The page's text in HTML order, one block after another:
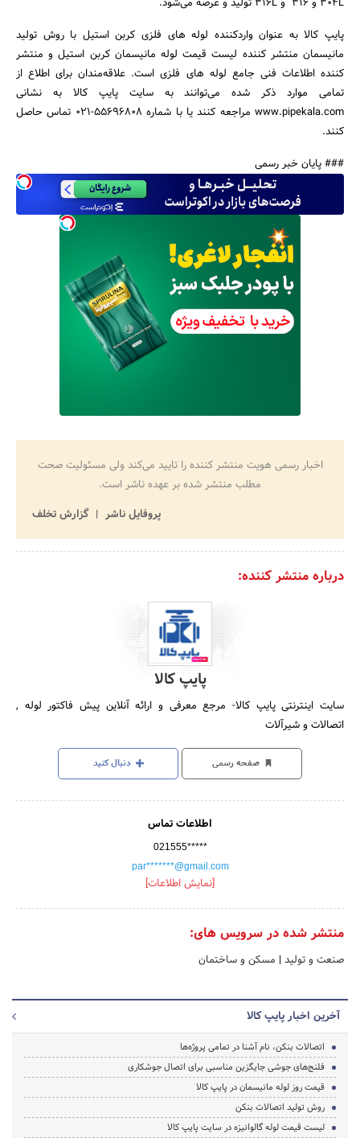
پایپ کالا به عنوان واردکننده لوله های فلزی کربن استیل با روش تولید
مانیسمان منتشر کننده لیست قیمت لوله مانیسمان کربن استیل و منتشر
کننده اطلاعات فنی جامع لوله های فلزی است. علاقه‌مندان برای اطلاع از
تمامی موارد ذکر شده می‌توانند به سایت پایپ کالا به نشانی
www.pipekala.com مراجعه کنند یا با شماره 55696808-021 تماس حاصل
کنند.
### پایان خبر رسمی
اخبار رسمی هویت منتشر کننده را تایید می‌کند ولی مسئولیت صحت
مطلب منتشر شده بر عهده ناشر است.
پروفایل ناشر
گزارش تخلف
درباره منتشر کننده:
پایپ کالا
سایت اینترنتی پایپ کالا- مرجع معرفی و ارائه آنلاین پیش فاکتور لوله ,
اتصالات و شیرآلات
صفحه رسمی دنبال کنید
اطلاعات تماس
021555*****
par*******@gmail.com
[نمایش اطلاعات]
منتشر شده در سرویس های:
صنعت و تولید | مسکن و ساختمان
آخرین اخبار پایپ کالا
اتصالات بنکن، نام آشنا در تمامی پروژه‌ها
فلنج‌های جوشی جایگزین مناسبی برای اتصال جوشکاری
قیمت روز لوله مانیسمان در پایپ کالا
روش تولید اتصالات بنکن
لیست قیمت لوله گالوانیزه در سایت پایپ کالا